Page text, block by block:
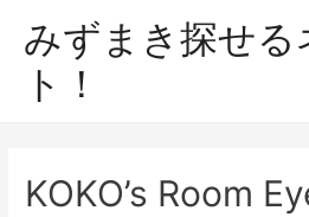
みずまき探せる
ト！
KOKO’s Room